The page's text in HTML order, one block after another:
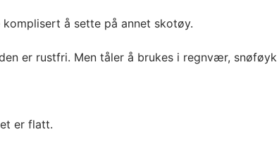
å sette på annet skotøy.
er rustfri. Men tåler å brukes i regnvær,
er flatt.